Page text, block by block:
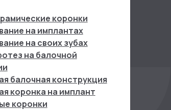
коронки
на имплантах
на своих зубах
на балочной
балочная конструкция
коронка на имплант
коронки